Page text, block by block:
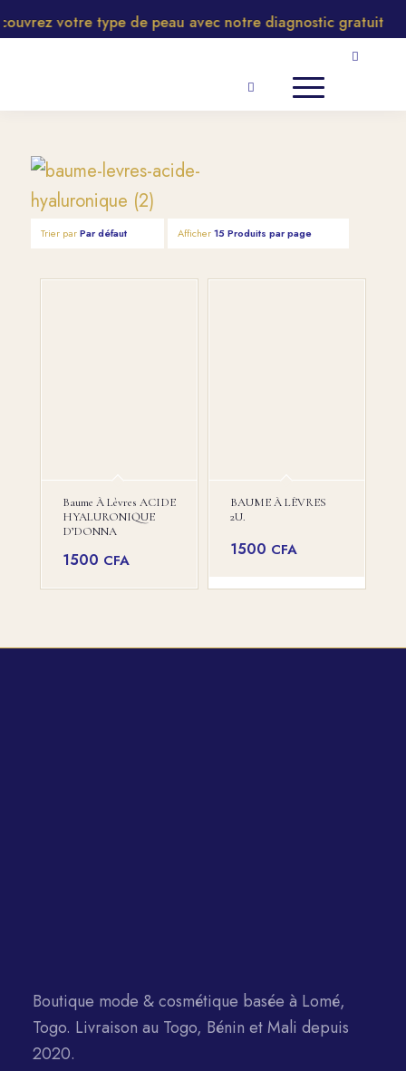
votre type de peau avec notre diagnostic gratuit
Trier parPar défaut Afficher15 Produits par page
Baume À Lèvres ACIDE
HYALURONIQUE
D’DONNA
1500 CFA
BAUME À LÈVRES
2U.
1500 CFA
Boutique mode & cosmétique basée à Lomé,
Togo. Livraison au Togo, Bénin et Mali depuis
2020.